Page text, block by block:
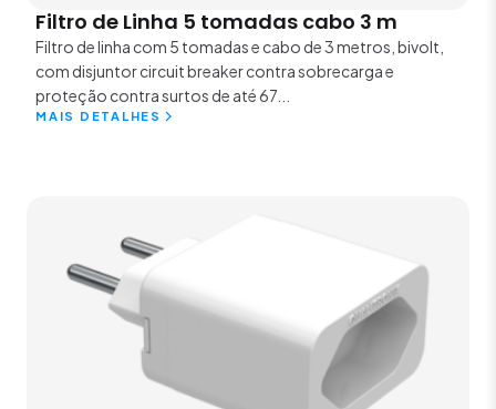
Filtro de Linha 5 tomadas cabo 3 m
Filtro de linha com 5 tomadas e cabo de 3 metros, bivolt,
com disjuntor circuit breaker contra sobrecarga e
proteção contra surtos de até 67...
MAIS DETALHES